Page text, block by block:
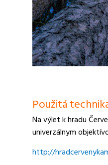
Použitá
Na výlet k hradu
univerzálnym
http://